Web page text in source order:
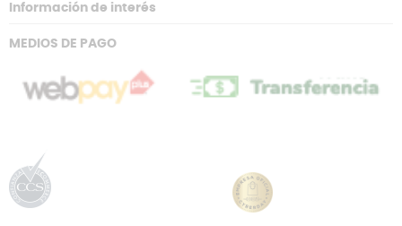
Información de interés
MEDIOS DE PAGO